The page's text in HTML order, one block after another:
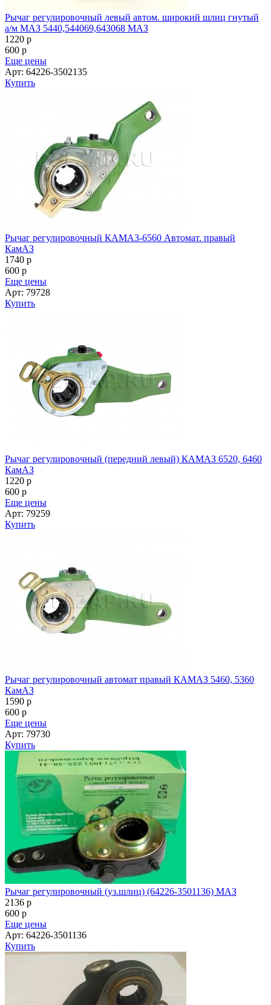
Рычаг регулировочный левый автом. широкий шлиц гнутый
а/м МАЗ 5440,544069,643068 МАЗ
1220 p
600 p
Еще цены
Арт: 64226-3502135
Купить
Рычаг регулировочный КАМАЗ-6560 Автомат. правый
КамАЗ
1740 p
600 p
Еще цены
Арт: 79728
Купить
Рычаг регулировочный (передний левый) КАМАЗ 6520, 6460
КамАЗ
1220 p
600 p
Еще цены
Арт: 79259
Купить
Рычаг регулировочный автомат правый КАМАЗ 5460, 5360
КамАЗ
1590 p
600 p
Еще цены
Арт: 79730
Купить
Рычаг регулировочный (уз.шлиц) (64226-3501136) МАЗ
2136 p
600 p
Еще цены
Арт: 64226-3501136
Купить